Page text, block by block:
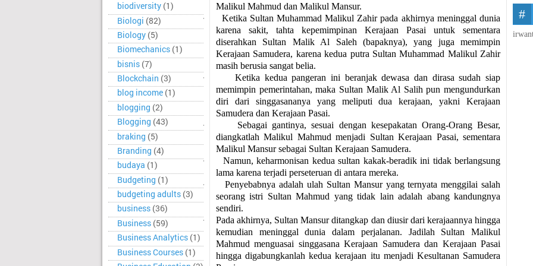
biodiversity (1)
Biologi (82)
Biology (5)
Biomechanics (1)
bisnis (7)
Blockchain (3)
blog income (1)
blogging (2)
Blogging (43)
braking (5)
Branding (4)
budaya (1)
Budgeting (1)
budgeting adults (3)
business (36)
Business (59)
Business Analytics (1)
Business Courses (1)
Malikul Mahmud dan Malikul Mansur.
·
Ketika Sultan Muhammad Malikul Zahir pada akhirnya meninggal dunia
karena sakit, tahta kepemimpinan Kerajaan Pasai untuk sementara
diserahkan Sultan Malik Al Saleh (bapaknya), yang juga memimpin
Kerajaan Samudera, karena kedua putra Sultan Muhammad Malikul Zahir
masih berusia sangat belia.
·
Ketika kedua pangeran ini beranjak dewasa dan dirasa sudah siap
memimpin pemerintahan, maka Sultan Malik Al Salih pun mengundurkan
diri dari singgasananya yang meliputi dua kerajaan, yakni Kerajaan
Samudera dan Kerajaan Pasai.
·
Sebagai gantinya, sesuai dengan kesepakatan Orang-Orang Besar,
diangkatlah Malikul Mahmud menjadi Sultan Kerajaan Pasai, sementara
Malikul Mansur sebagai Sultan Kerajaan Samudera.
·
Namun, keharmonisan kedua sultan kakak-beradik ini tidak berlangsung
lama karena terjadi perseteruan di antara mereka.
·
Penyebabnya adalah ulah Sultan Mansur yang ternyata menggilai salah
seorang istri Sultan Mahmud yang tidak lain adalah abang kandungnya
sendiri.
·
Pada akhirnya, Sultan Mansur ditangkap dan diusir dari kerajaannya hingga
kemudian meninggal dunia dalam perjalanan. Jadilah Sultan Malikul
Mahmud menguasai singgasana Kerajaan Samudera dan Kerajaan Pasai
hingga digabungkanlah kedua kerajaan itu menjadi Kesultanan Samudera